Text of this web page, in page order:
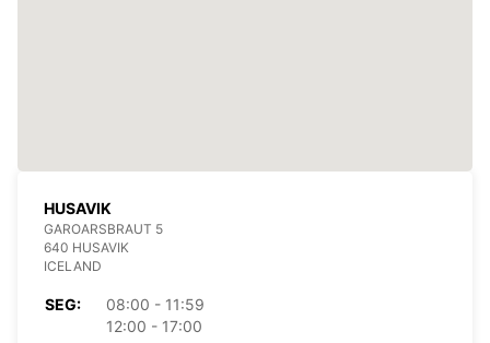
HUSAVIK
GAROARSBRAUT 5
640 HUSAVIK
ICELAND
SEG:
08:00 - 11:59
12:00 - 17:00